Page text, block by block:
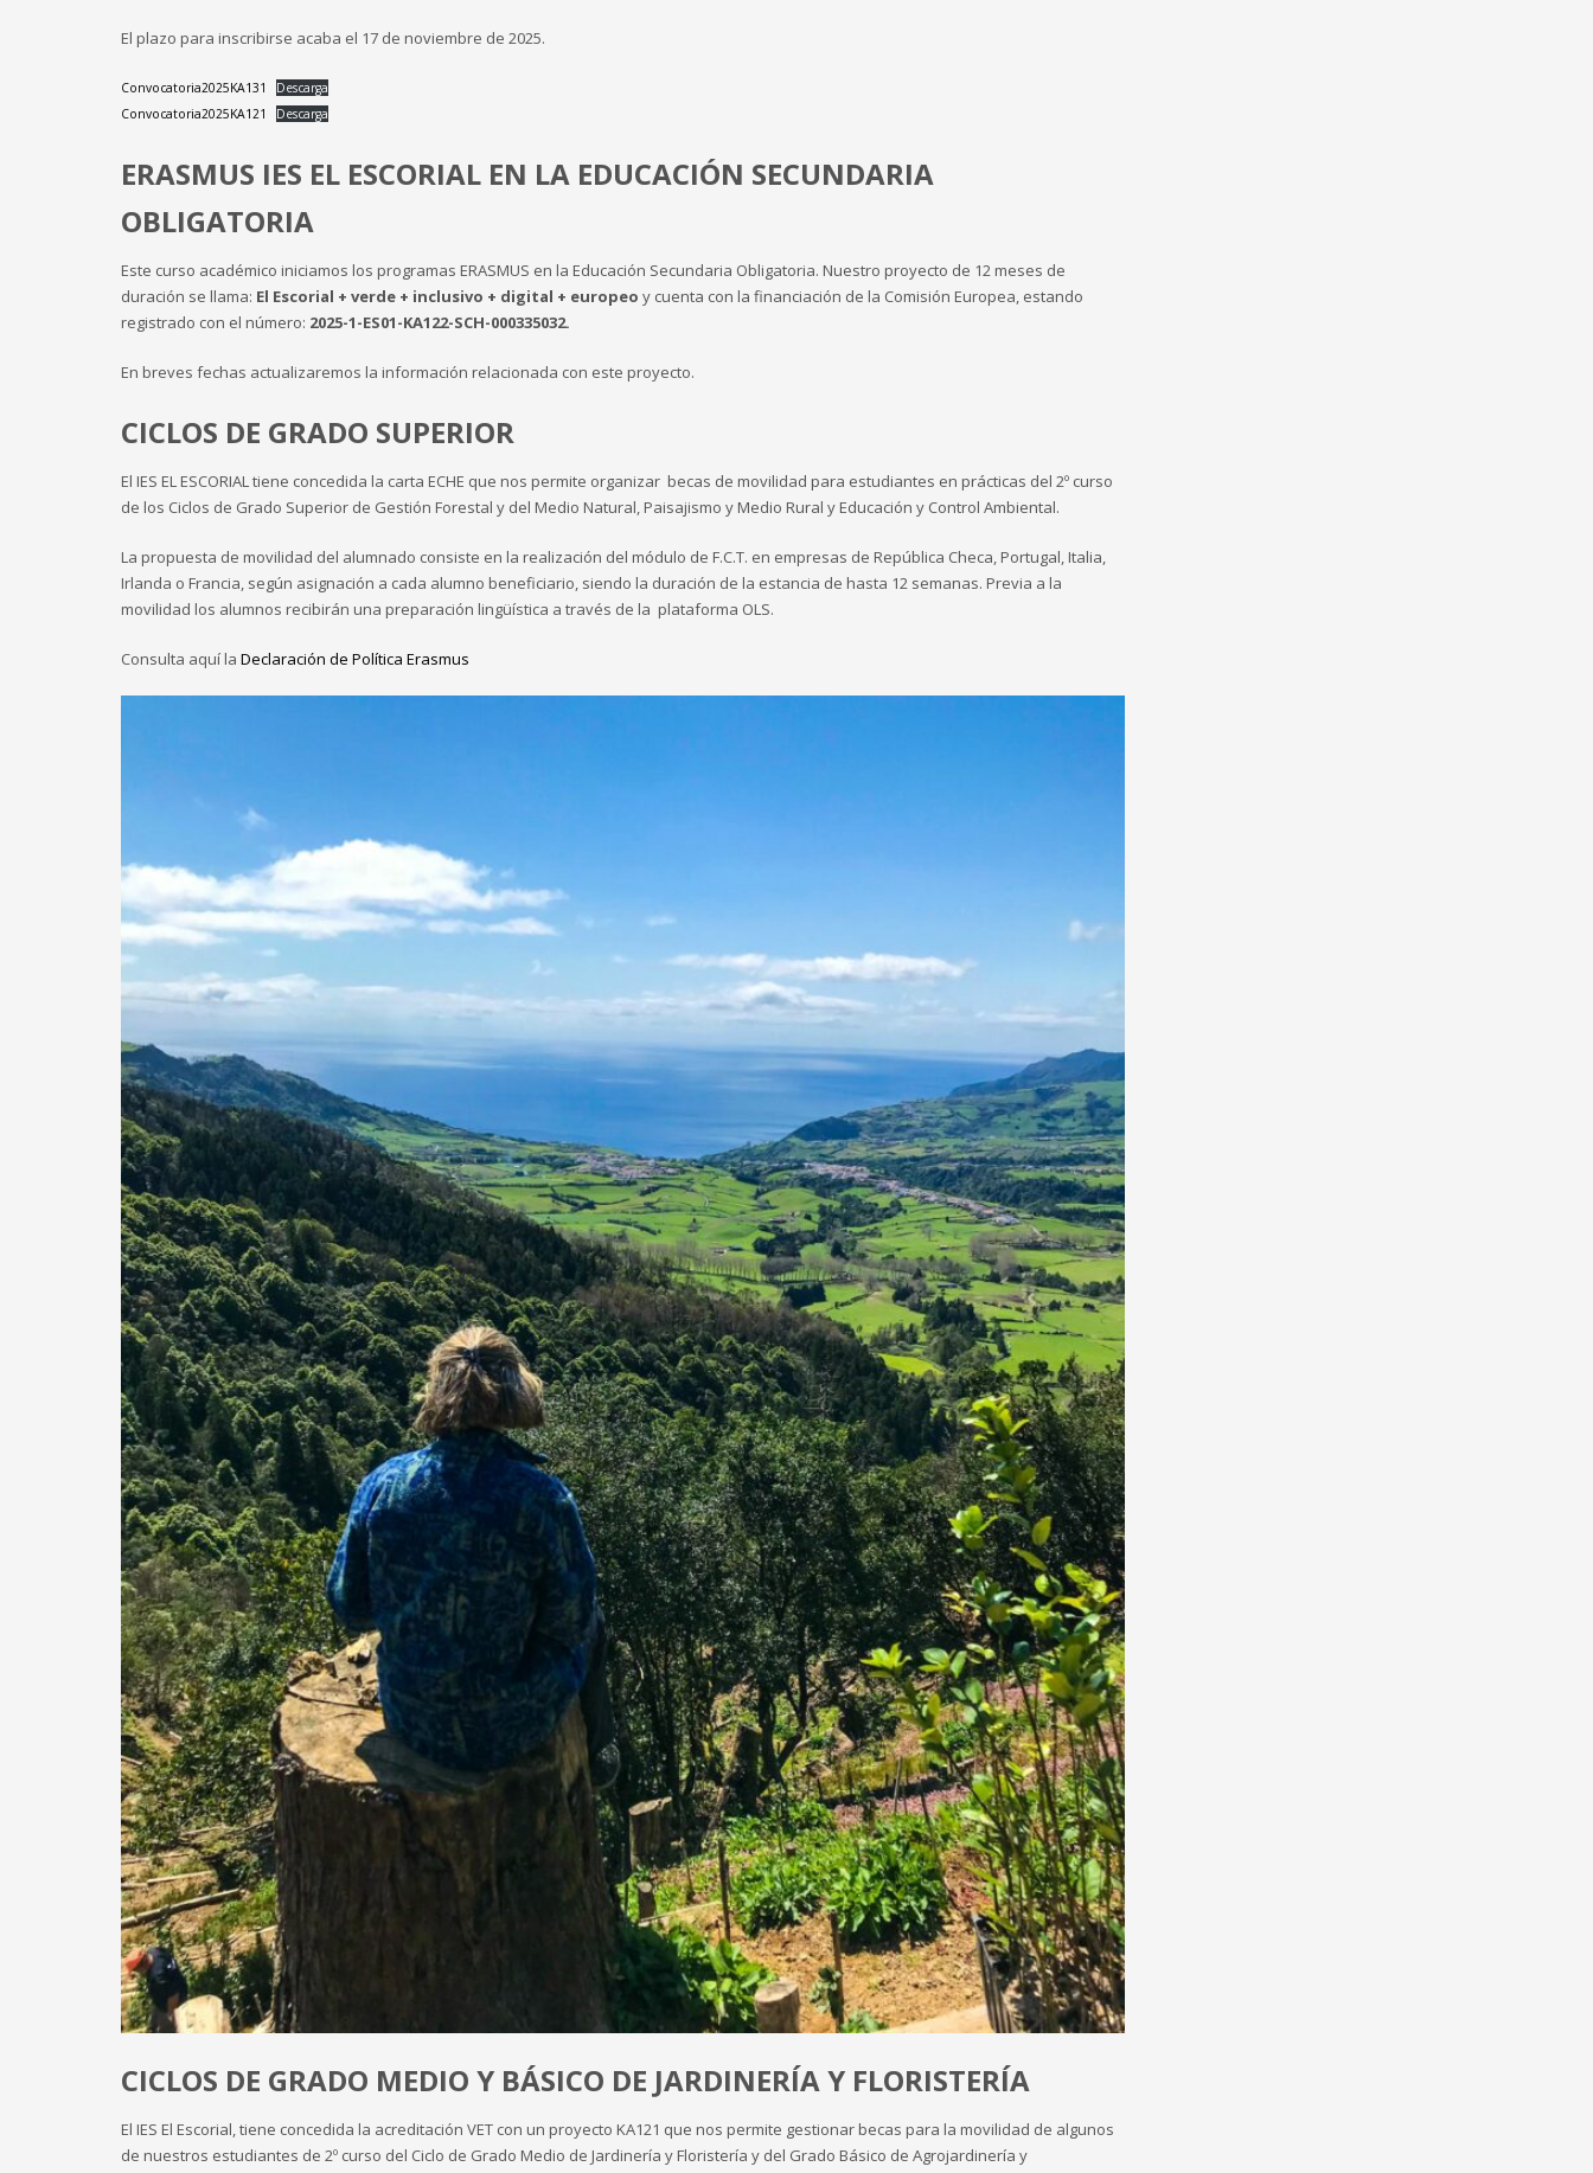
El plazo para inscribirse acaba el 17 de noviembre de 2025.
Convocatoria2025KA131
Descarga
Convocatoria2025KA121
Descarga
ERASMUS IES EL ESCORIAL EN LA EDUCACIÓN SECUNDARIA
OBLIGATORIA
Este curso académico iniciamos los programas ERASMUS en la Educación Secundaria Obligatoria. Nuestro proyecto de 12 meses de
duración se llama: El Escorial + verde + inclusivo + digital + europeo y cuenta con la financiación de la Comisión Europea, estando
registrado con el número: 2025-1-ES01-KA122-SCH-000335032.
En breves fechas actualizaremos la información relacionada con este proyecto.
CICLOS DE GRADO SUPERIOR
El IES EL ESCORIAL tiene concedida la carta ECHE que nos permite organizar becas de movilidad para estudiantes en prácticas del 2º curso
de los Ciclos de Grado Superior de Gestión Forestal y del Medio Natural, Paisajismo y Medio Rural y Educación y Control Ambiental.
La propuesta de movilidad del alumnado consiste en la realización del módulo de F.C.T. en empresas de República Checa, Portugal, Italia,
Irlanda o Francia, según asignación a cada alumno beneficiario, siendo la duración de la estancia de hasta 12 semanas. Previa a la
movilidad los alumnos recibirán una preparación lingüística a través de la plataforma OLS.
Consulta aquí la Declaración de Política Erasmus
CICLOS DE GRADO MEDIO Y BÁSICO DE JARDINERÍA Y FLORISTERÍA
El IES El Escorial, tiene concedida la acreditación VET con un proyecto KA121 que nos permite gestionar becas para la movilidad de algunos
de nuestros estudiantes de 2º curso del Ciclo de Grado Medio de Jardinería y Floristería y del Grado Básico de Agrojardinería y